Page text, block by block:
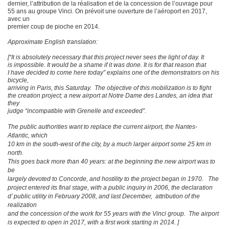
dernier, l’attribution de la réalisation et de la concession de l’ouvrage pour
55 ans au groupe Vinci. On prévoit une ouverture de l’aéroport en 2017,
avec un
premier coup de pioche en 2014.
Approximate English translation:
[“It is absolutely necessary that this project never sees the light of day. It
is impossible. It would be a shame if it was done. It is for that reason that
I have decided to come here today” explains one of the demonstrators on his
bicycle,
arriving in Paris, this Saturday. The objective of this mobilization is to fight
the creation project; a new airport at Notre Dame des Landes, an idea that
they
judge “incompatible with Grenelle and exceeded”.
The public authorities want to replace the current airport, the Nantes-
Atlantic, which
10 km in the south-west of the city, by a much larger airport some 25 km in
north.
This goes back more than 40 years: at the beginning the new airport was to
be
largely devoted to Concorde, and hostility to the project began in 1970. The
project entered its final stage, with a public inquiry in 2006, the declaration
d’ public utility in February 2008, and last December, attribution of the
realization
and the concession of the work for 55 years with the Vinci group. The airport
is expected to open in 2017, with a first work starting in 2014. ]